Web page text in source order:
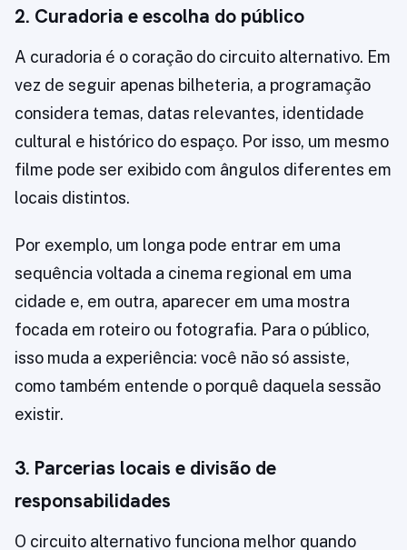
2. Curadoria e escolha do público
A curadoria é o coração do circuito alternativo. Em
vez de seguir apenas bilheteria, a programação
considera temas, datas relevantes, identidade
cultural e histórico do espaço. Por isso, um mesmo
filme pode ser exibido com ângulos diferentes em
locais distintos.
Por exemplo, um longa pode entrar em uma
sequência voltada a cinema regional em uma
cidade e, em outra, aparecer em uma mostra
focada em roteiro ou fotografia. Para o público,
isso muda a experiência: você não só assiste,
como também entende o porquê daquela sessão
existir.
3. Parcerias locais e divisão de
responsabilidades
O circuito alternativo funciona melhor quando